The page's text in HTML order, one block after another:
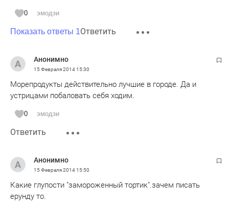
0 эмодзи
Показать ответы 1Ответить
Анонимно
15 Февраля 201415:30
Морепродукты действительно лучшие в городе. Да и
устрицами побаловать себя ходим.
0 эмодзи
Ответить
Анонимно
15 Февраля 201415:50
Какие глупости "замороженный тортик".зачем писать
ерунду то.